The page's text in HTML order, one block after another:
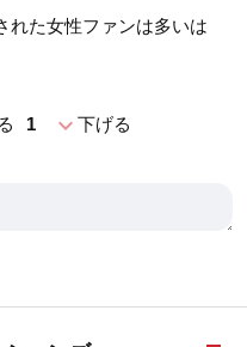
れた女性ファンは多いは
1 expand_more下げる